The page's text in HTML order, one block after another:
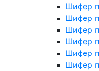
Шифер
Шифер
Шифер
Шифер
Шифер
Шифер